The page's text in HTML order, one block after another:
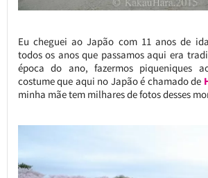
Eu cheguei ao Japão com 11 anos de
todos os anos que passamos aqui era
época do ano, fazermos piqueniques
costume que aqui no Japão é chamado de
minha mãe tem milhares de fotos desses